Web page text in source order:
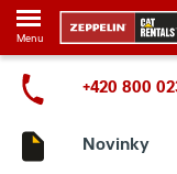
Menu
+420 800
Novinky